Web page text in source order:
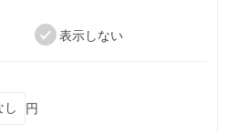
表示しない
円